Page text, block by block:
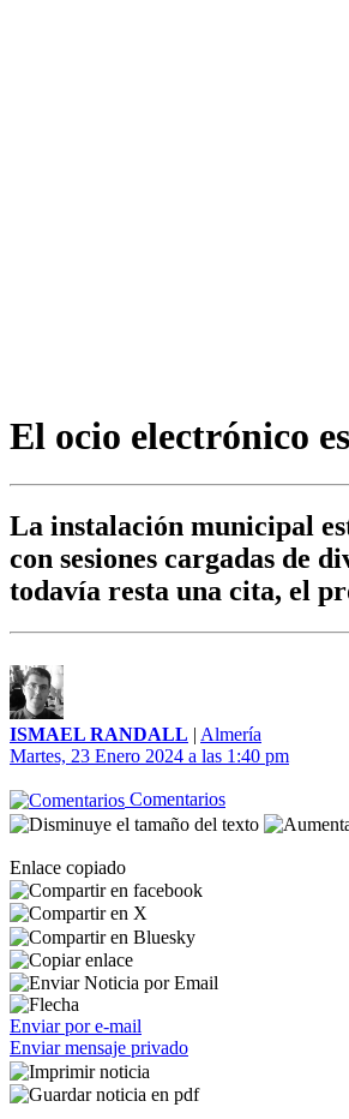
El ocio electrónico
La instalación municipal
con sesiones cargadas de
todavía resta una cita, el
ISMAEL RANDALL | Almería
Martes, 23 Enero 2024 a las 1:40 pm
Comentarios
Enlace copiado
Enviar por e-mail
Enviar mensaje privado